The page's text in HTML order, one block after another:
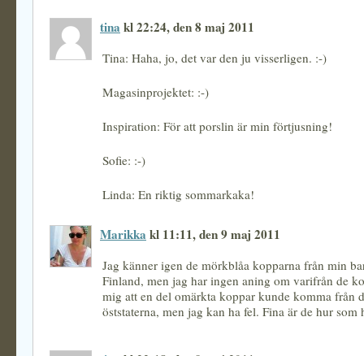
tina kl 22:24, den 8 maj 2011
Tina: Haha, jo, det var den ju visserligen. :-)
Magasinprojektet: :-)
Inspiration: För att porslin är min förtjusning!
Sofie: :-)
Linda: En riktig sommarkaka!
Marikka kl 11:11, den 9 maj 2011
Jag känner igen de mörkblåa kopparna från min
Finland, men jag har ingen aning om varifrån de
mig att en del omärkta koppar kunde komma från
öststaterna, men jag kan ha fel. Fina är de hur som